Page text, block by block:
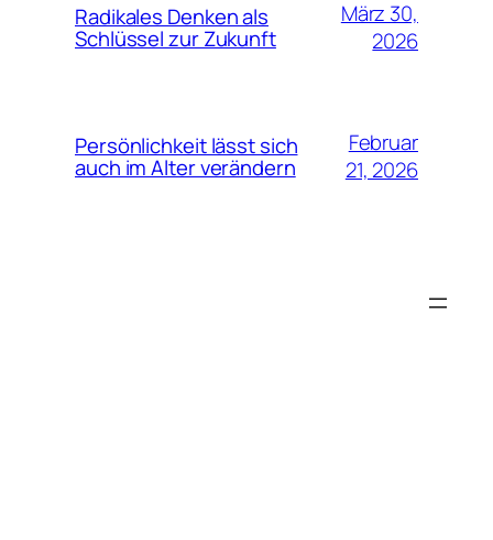
Radikales Denken als
Schlüssel zur Zukunft
März 30,
2026
Persönlichkeit lässt sich
auch im Alter verändern
Februar
21, 2026